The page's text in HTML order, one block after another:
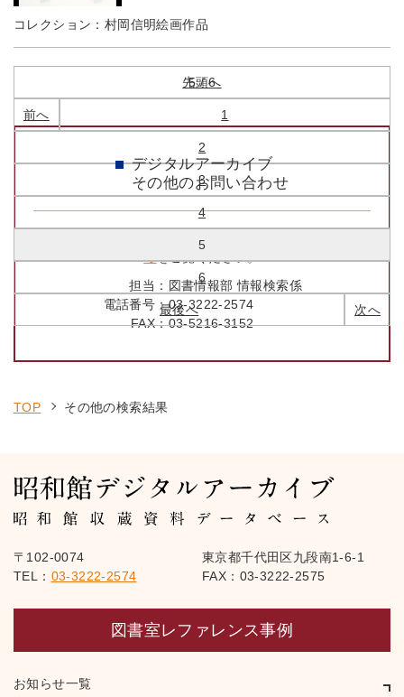
コレクション： 村岡信明絵画作品
5 / 6
先頭へ
前へ 1
2
3
4
5
6
次へ
最後へ
デジタルアーカイブ
その他のお問い合わせ
5階 映像・音響室のご利用にあたっ
てをご覧ください。
担当： 図書情報部 情報検索係
電話番号：03-3222-2574
FAX：03-5216-3152
TOP その他の検索結果
〒102-0074
東京都千代田区九段南1-6-1
TEL： 03-3222-2574 FAX：03-3222-2575
図書室レファレンス事例
お知らせ一覧